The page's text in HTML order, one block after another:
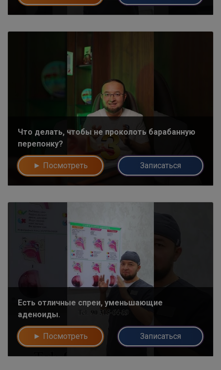
Что делать, чтобы не проколоть барабанную
перепонку?
► Посмотреть Записаться
Есть отличные спреи, уменьшающие
аденоиды.
► Посмотреть Записаться